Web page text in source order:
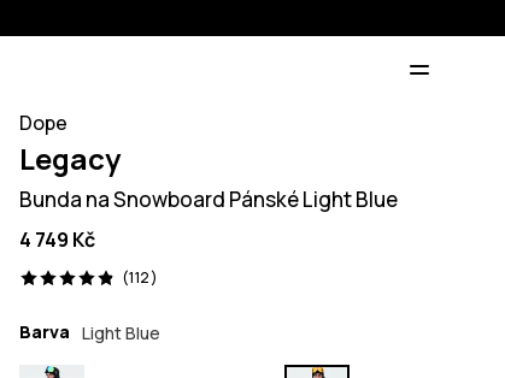
Dope
Legacy
Bunda na Snowboard Pánské Light Blue
4 749 Kč
(112)
112 recenze, 4.9/5
Barva Light Blue